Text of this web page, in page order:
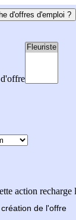
d'offres d'emploi ?
action recharge
de l'offre